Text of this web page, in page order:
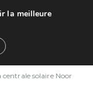
centrale solaire Noor
la meilleure